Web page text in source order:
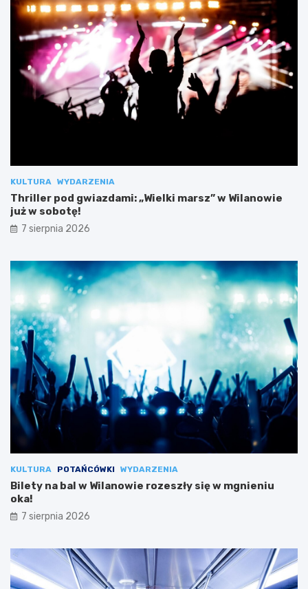
KULTURA WYDARZENIA
Thriller pod gwiazdami: „Wielki marsz” w Wilanowie
już w sobotę!
7 sierpnia 2026
KULTURA POTAŃCÓWKI WYDARZENIA
Bilety na bal w Wilanowie rozeszły się w mgnieniu
oka!
7 sierpnia 2026